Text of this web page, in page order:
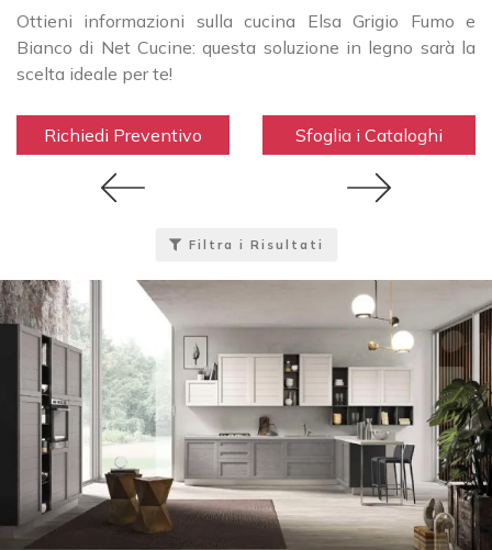
Ottieni informazioni sulla cucina Elsa Grigio Fumo e
Bianco di Net Cucine: questa soluzione in legno sarà la
scelta ideale per te!
Richiedi Preventivo Sfoglia i Cataloghi
Filtra i Risultati